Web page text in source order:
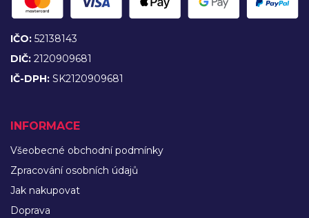
IČO: 52138143
DIČ: 2120909681
IČ-DPH: SK2120909681
INFORMACE
Všeobecné obchodní podmínky
Zpracování osobních údajů
Jak nakupovat
Doprava